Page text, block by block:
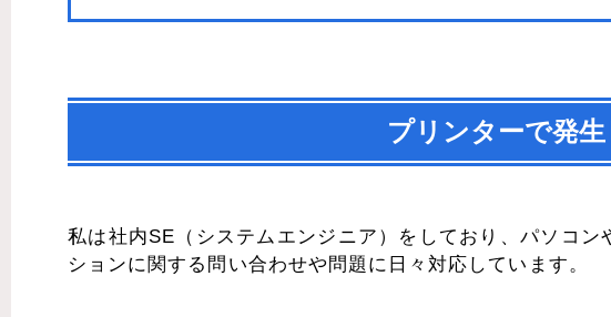
プリンターで発
私は社内SE（システムエンジニア）をしており、パソコ
ションに関する問い合わせや問題に日々対応しています。